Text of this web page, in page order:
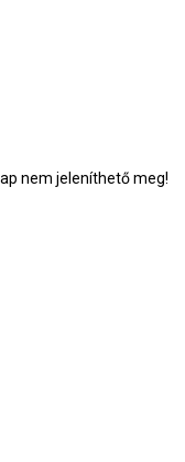
nem jeleníthető meg!